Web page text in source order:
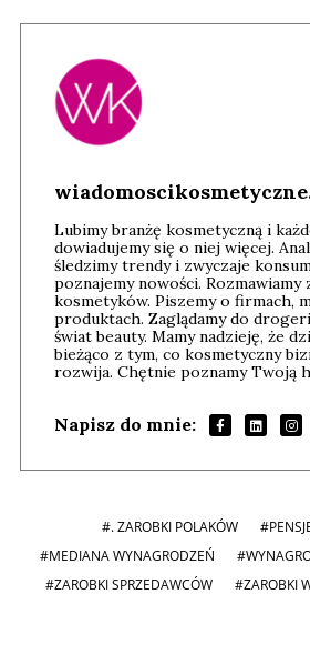
Lubimy branżę kosmetyczną i
dowiadujemy się o niej więcej.
śledzimy trendy i zwyczaje
poznajemy nowości.
kosmetyków. Piszemy o firmach,
produktach. Zaglądamy do
świat beauty. Mamy nadzieję, że
bieżąco z tym, co kosmetyczny
rozwija. Chętnie poznamy Twoją
Napisz do mnie:
#. ZAROBKI POLAKÓW
#MEDIANA WYNAGRODZEŃ
#ZAROBKI SPRZEDAWCÓW
#ZAROBKI